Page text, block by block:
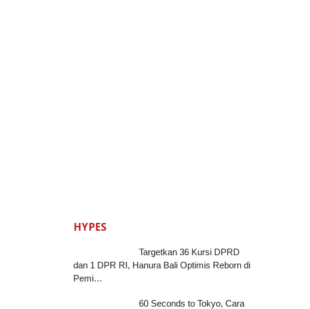
HYPES
Targetkan 36 Kursi DPRD
dan 1 DPR RI, Hanura Bali Optimis Reborn di
Pemi…
60 Seconds to Tokyo, Cara